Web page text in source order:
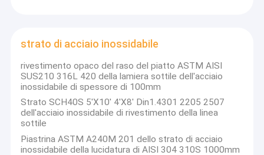
strato di acciaio inossidabile
rivestimento opaco del raso del piatto ASTM AISI
SUS210 316L 420 della lamiera sottile dell'acciaio
inossidabile di spessore di 100mm
Strato SCH40S 5'X10' 4'X8' Din1.4301 2205 2507
dell'acciaio inossidabile di rivestimento della linea
sottile
Piastrina ASTM A240M 201 dello strato di acciaio
inossidabile della lucidatura di AISI 304 310S 1000mm